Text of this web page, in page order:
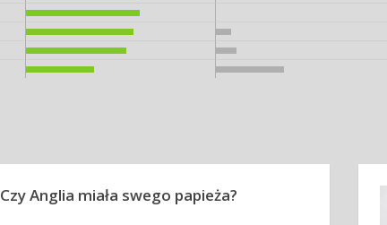
Czy Anglia miała swego papieża?